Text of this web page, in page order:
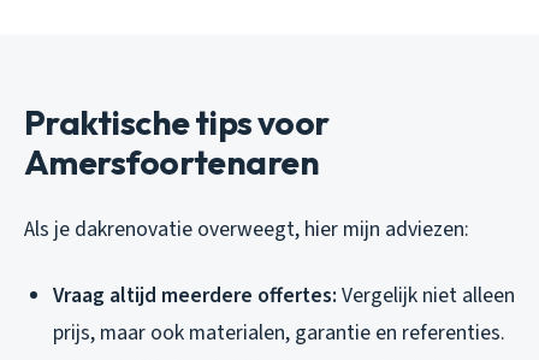
Praktische tips voor
Amersfoortenaren
Als je dakrenovatie overweegt, hier mijn adviezen:
Vraag altijd meerdere offertes: Vergelijk niet alleen
prijs, maar ook materialen, garantie en referenties.